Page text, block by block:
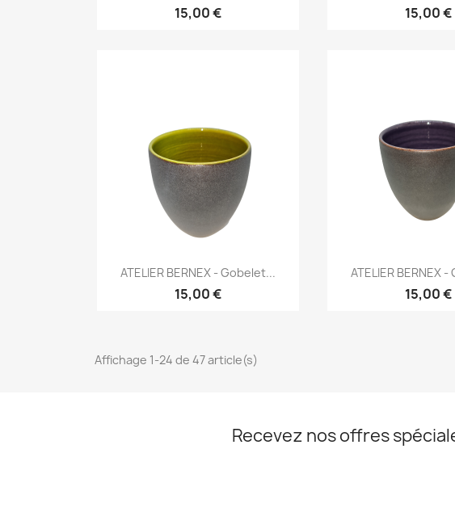
15,00 € 15,00 €
Aperçu rapide
ATELIER BERNEX - Gobelet...
15,00 €
Aperçu
ATELIER BERNEX
15,00 €
Affichage 1-24 de 47 article(s)
Recevez nos offres